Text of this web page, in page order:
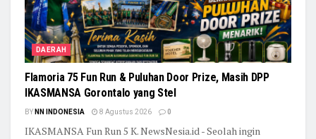
DAERAH
Flamoria 75 Fun Run & Puluhan Door Prize, Masih DPP
IKASMANSA Gorontalo yang Stel
BY NN INDONESIA 8 Agustus 2026 0
IKASMANSA Fun Run 5 K. NewsNesia.id - Seolah ingin